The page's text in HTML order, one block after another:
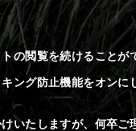
の閲覧を続けることが
ング防止機能をオンに
いたしますが、何卒ご